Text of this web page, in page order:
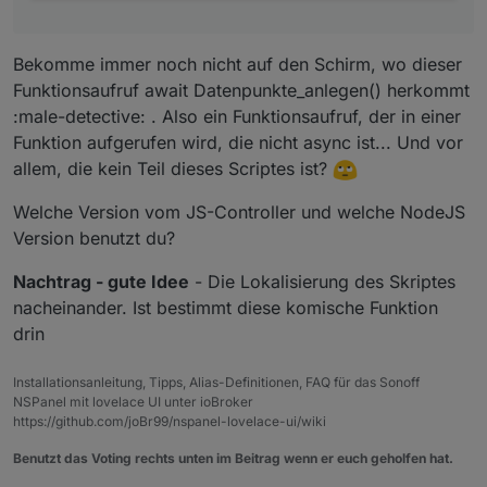
Bekomme immer noch nicht auf den Schirm, wo dieser
Funktionsaufruf await Datenpunkte_anlegen() herkommt
:male-detective: . Also ein Funktionsaufruf, der in einer
Funktion aufgerufen wird, die nicht async ist... Und vor
allem, die kein Teil dieses Scriptes ist?
Welche Version vom JS-Controller und welche NodeJS
Version benutzt du?
Nachtrag - gute Idee - Die Lokalisierung des Skriptes
nacheinander. Ist bestimmt diese komische Funktion
drin
Installationsanleitung, Tipps, Alias-Definitionen, FAQ für das Sonoff
NSPanel mit lovelace UI unter ioBroker
https://github.com/joBr99/nspanel-lovelace-ui/wiki
Benutzt das Voting rechts unten im Beitrag wenn er euch geholfen hat.